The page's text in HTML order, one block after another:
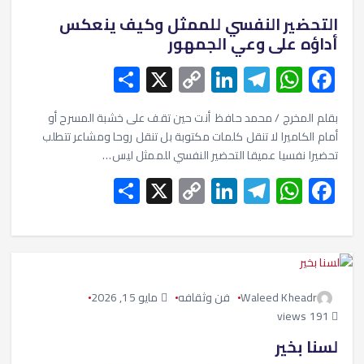
التحضير النفسي للممثل وكيف ينعكس
أداؤه على وعي الجمهور
F
ac
e
b
o
o
k
W
h
at
s
A
p
p
T
el
e
gr
a
m
Li
n
ke
dI
n
C
o
p
y
Li
n
k
X
S
h
ar
e
بقلم المخرج / محمد حافظ أنت حين تقف على خشبة المسرح أو
أمام الكاميرا لا تنقل كلمات مكتوبة بل تنقل روحا ومشاعر تتطلب
تحضيرا نفسيا عميقا التحضير النفسي للممثل ليس…
F
ac
e
b
o
o
k
W
h
at
A
p
T
el
e
a
Li
n
ke
n
C
o
p
Li
X
S
h
ar
Waleed Kheadr فن وثقافه
مايو 15, 2026
لسنا بخير